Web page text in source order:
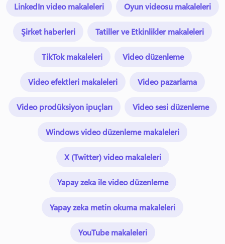
LinkedIn video makaleleri Oyun videosu makaleleri
Şirket haberleri Tatiller ve Etkinlikler makaleleri
TikTok makaleleri Video düzenleme
Video efektleri makaleleri Video pazarlama
Video prodüksiyon ipuçları Video sesi düzenleme
Windows video düzenleme makaleleri
X (Twitter) video makaleleri
Yapay zeka ile video düzenleme
Yapay zeka metin okuma makaleleri
YouTube makaleleri